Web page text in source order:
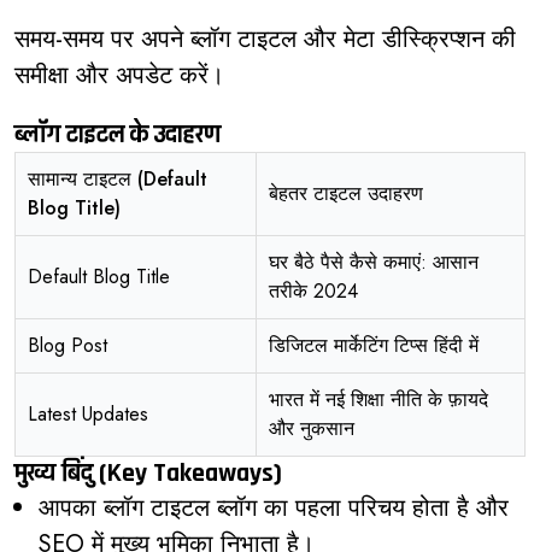
समय-समय पर अपने ब्लॉग टाइटल और मेटा डीस्क्रिप्शन की
समीक्षा और अपडेट करें।
ब्लॉग टाइटल के उदाहरण
सामान्य टाइटल (Default
Blog Title)
बेहतर टाइटल उदाहरण
Default Blog Title
घर बैठे पैसे कैसे कमाएं: आसान
तरीके 2024
Blog Post
डिजिटल मार्केटिंग टिप्स हिंदी में
Latest Updates
भारत में नई शिक्षा नीति के फ़ायदे
और नुकसान
मुख्य बिंदु (Key Takeaways)
आपका ब्लॉग टाइटल ब्लॉग का पहला परिचय होता है और
SEO में मुख्य भूमिका निभाता है।